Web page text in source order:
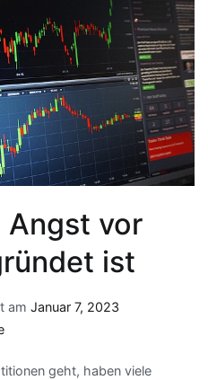
Angst vor
ist
am Januar 7, 2023
geht, haben viele